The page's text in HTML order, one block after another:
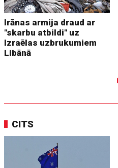
Irānas armija draud ar
"skarbu atbildi" uz
Izraēlas uzbrukumiem
Libānā
CITS